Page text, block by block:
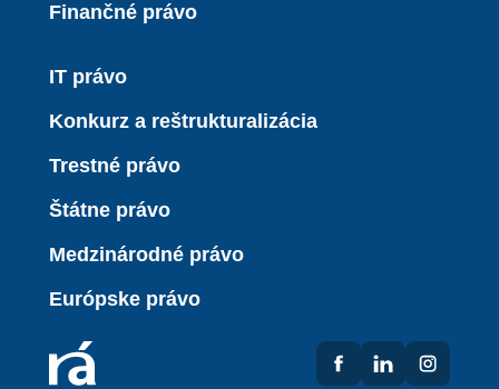
Finančné právo
IT právo
Konkurz a reštrukturalizácia
Trestné právo
Štátne právo
Medzinárodné právo
Európske právo